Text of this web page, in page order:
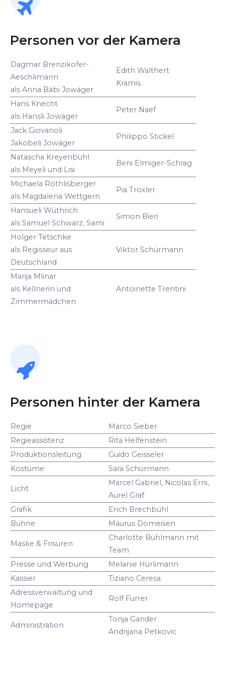
Personen vor der Kamera
Dagmar Brenzikofer-
Aeschlimann
als Anna Bäbi Jowäger
Edith Walthert
Kramis
Hans Knecht
als Hansli Jowäger
Peter Naef
Jack Giovanoli
Jakobeli Jowäger
Philippo Stickel
Natascha Kreyenbühl
als Meyeli und Lisi
Beni Elmiger-Schrag
Michaela Röthlisberger
als Magdalena Wettgern
Pia Troxler
Hansueli Wüthrich
als Samuel Schwarz, Sami
Simon Bieri
Holger Tetschke
als Regisseur aus
Deutschland
Viktor Schürmann
Marija Mlinar
als Kellnerin und
Zimmermädchen
Antoinette Trentini
Personen hinter der Kamera
Regie
Marco Sieber
Regieassistenz
Rita Helfenstein
Produktionsleitung
Guido Geisseler
Kostüme
Sara Schürmann
Licht
Marcel Gabriel, Nicolas Erni,
Aurel Graf
Grafik
Erich Brechbühl
Bühne
Maurus Domeisen
Maske & Frisuren
Charlotte Bühlmann mit
Team
Presse und Werbung
Melanie Hürlimann
Kassier
Tiziano Ceresa
Adressverwaltung und
Homepage
Rolf Furrer
Administration
Tonja Gander
Andrijana Petkovic